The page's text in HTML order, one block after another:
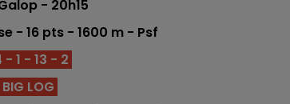
- 20h15
- 16 pts - 1600 m - Psf
1 - 13 - 2
LOG